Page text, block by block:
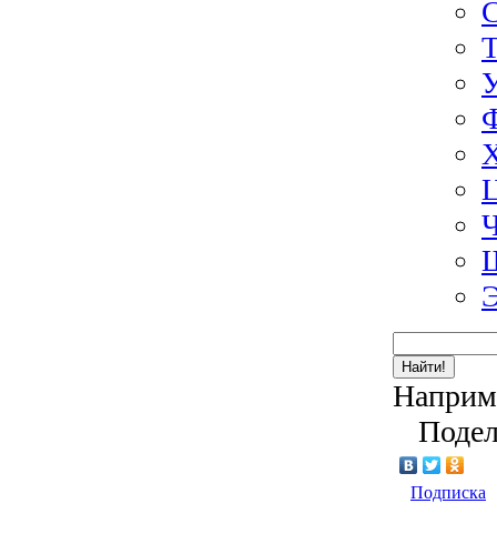
Найти!
Подписка